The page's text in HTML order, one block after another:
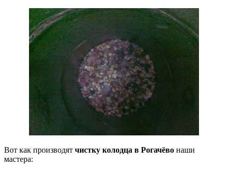
Вот как производят чистку колодца в Рогачёво наши
мастера: